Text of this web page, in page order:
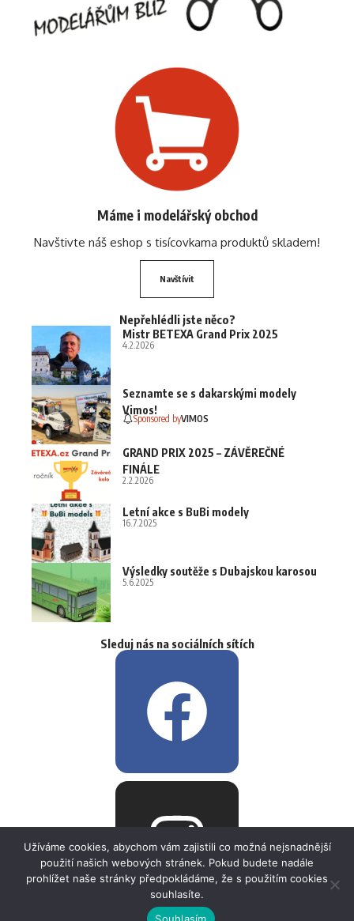
Máme i modelářský obchod
Navštivte náš eshop s tisícovkama produktů skladem!
Navštívit
Nepřehlédli jste něco?
Mistr BETEXA Grand Prix 2025
4.2.2026
Seznamte se s dakarskými modely
Vimos!
Sponsored byVIMOS
GRAND PRIX 2025 – ZÁVĚREČNÉ
FINÁLE
2.2.2026
Letní akce s BuBi modely
16.7.2025
Výsledky soutěže s Dubajskou karosou
5.6.2025
Sleduj nás na sociálních sítích
Užíváme cookies, abychom vám zajistili co možná nejsnadnější
použití našich webových stránek. Pokud budete nadále
prohlížet naše stránky předpokládáme, že s použitím cookies
souhlasíte.
Souhlasím